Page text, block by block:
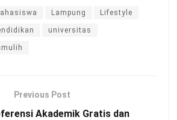
Lampung Lifestyle
universitas
Previous Post
Akademik Gratis dan